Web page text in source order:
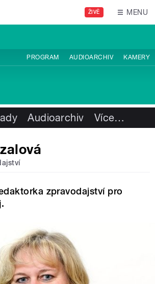
ŽIVĚ MENU
PROGRAM AUDIOARCHIV KAMERY
Audioarchiv Více…
zpravodajství pro